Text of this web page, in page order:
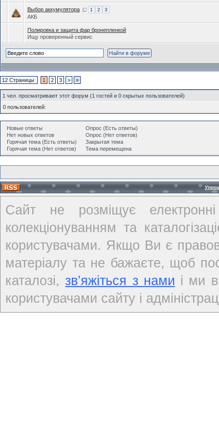
Выбор аккумулятора 1 2 3
АКБ
Полировка и защита фар бронепленкой
Ищу проверенный сервис
12 Страницы 1 2 3 > »
1 чел. просматривают этот форум (1 гостей и 0 скрытых пользователей)
0 пользователей:
Новые ответы
Нет новых ответов
Горячая тема (Есть ответы)
Горячая тема (Нет ответов)
Опрос (Есть ответы)
Опрос (Нет ответов)
Закрытая тема
Тема перемещена
Сайт не розміщує
колекціонуванням та
користувачами. Якщо Ви є
матеріалу та не бажаєте, щоб
каталозі,зв’яжіться з нами і ми
користувачами сайту і